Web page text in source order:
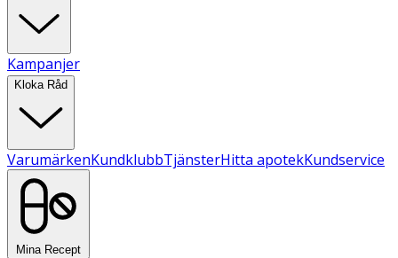
Kampanjer
Kloka Råd
VarumärkenKundklubbTjänsterHitta apotekKundservice
Mina Recept